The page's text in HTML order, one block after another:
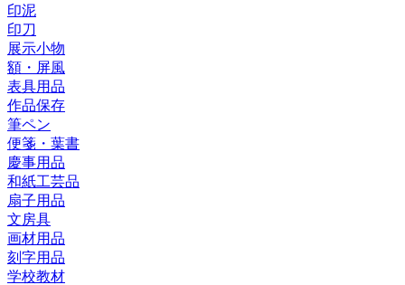
印泥
印刀
展示小物
額・屏風
表具用品
作品保存
筆ペン
便箋・葉書
慶事用品
和紙工芸品
扇子用品
文房具
画材用品
刻字用品
学校教材